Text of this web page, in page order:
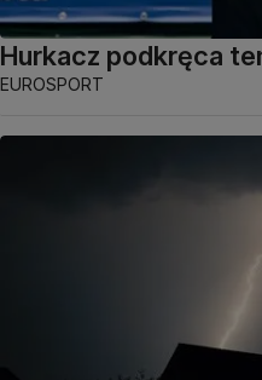
Hurkacz podkręca
EUROSPORT